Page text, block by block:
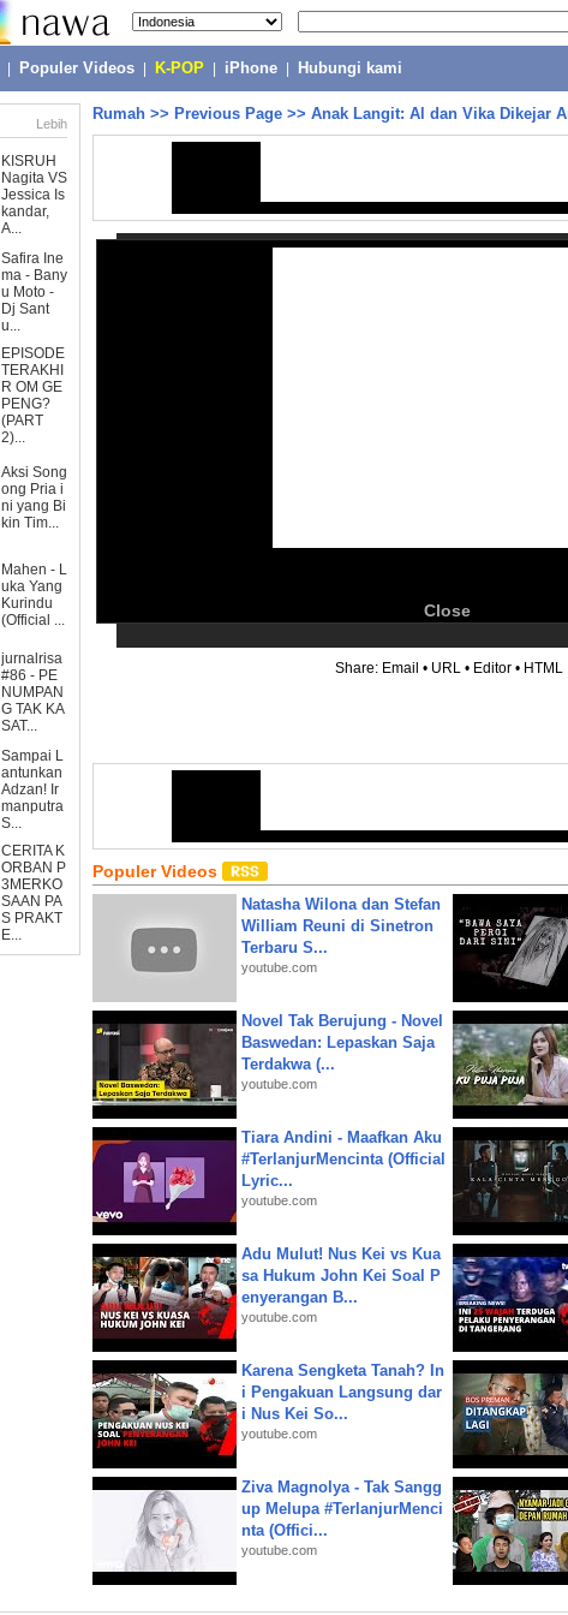
Populer Videos K-POP iPhone Hubungi kami
Lebih
KISRUH
Nagita VS
Jessica Is
kandar,
A...
Safira Ine
ma - Bany
u Moto -
Dj Sant
u...
EPISODE
TERAKHI
R OM GE
PENG?
(PART
2)...
Aksi Song
ong Pria i
ni yang Bi
kin Tim...
Mahen - L
uka Yang
Kurindu
(Official ...
jurnalrisa
#86 - PE
NUMPAN
G TAK KA
SAT...
Sampai L
antunkan
Adzan! Ir
manputra
S...
CERITA K
ORBAN P
3MERKO
SAAN PA
S PRAKT
E...
Rumah >> Previous Page >> Anak Langit: Al dan Vika Dikejar
Close
Share: Email • URL • Editor • HTML
Populer Videos
Natasha Wilona dan Stefan
William Reuni di Sinetron
Terbaru S...
youtube.com
Novel Tak Berujung - Novel
Baswedan: Lepaskan Saja
Terdakwa (...
youtube.com
Tiara Andini - Maafkan Aku
#TerlanjurMencinta (Official
Lyric...
youtube.com
Adu Mulut! Nus Kei vs Kua
sa Hukum John Kei Soal P
enyerangan B...
youtube.com
Karena Sengketa Tanah? In
i Pengakuan Langsung dar
i Nus Kei So...
youtube.com
Ziva Magnolya - Tak Sangg
up Melupa #TerlanjurMenci
nta (Offici...
youtube.com